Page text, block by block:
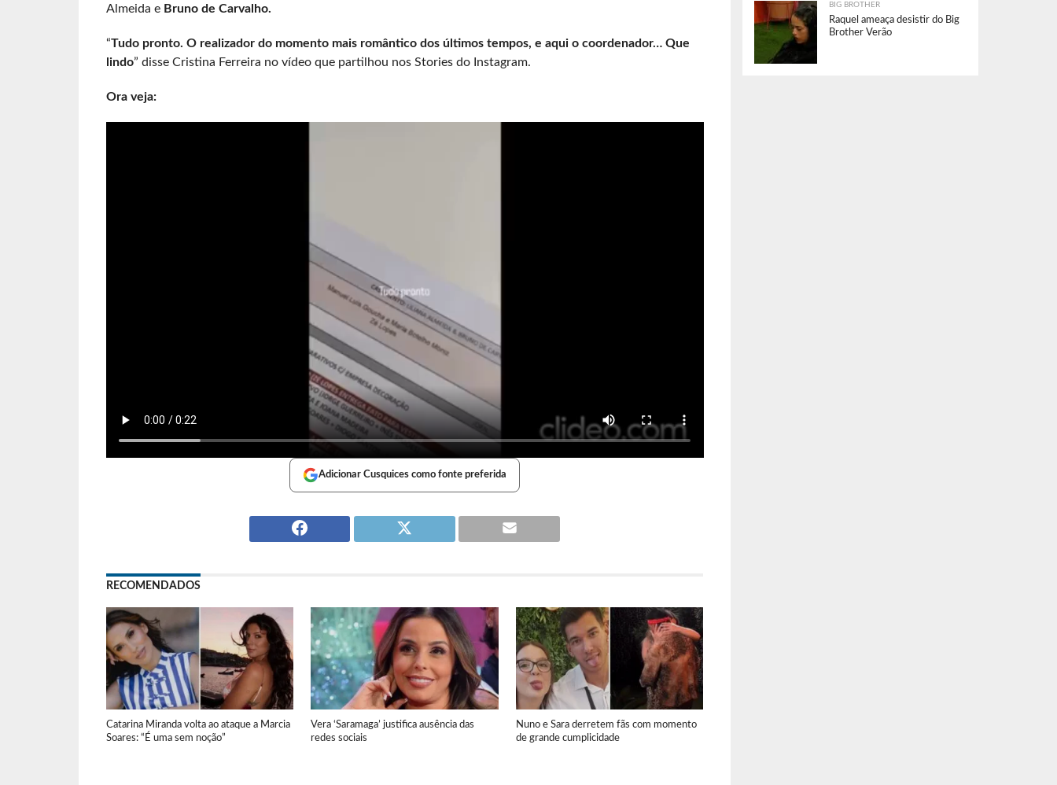
Almeida e Bruno de Carvalho.
“Tudo pronto. O realizador do momento mais romântico dos últimos tempos, e aqui o coordenador… Que
lindo” disse Cristina Ferreira no vídeo que partilhou nos Stories do Instagram.
Ora veja:
Adicionar Cusquices como fonte preferida
RECOMENDADOS
Catarina Miranda volta ao ataque a Marcia
Soares: “É uma sem noção”
Vera ‘Saramaga’ justifica ausência das
redes sociais
Nuno e Sara derretem fãs com momento
de grande cumplicidade
BIG BROTHER
Raquel ameaça desistir do Big
Brother Verão